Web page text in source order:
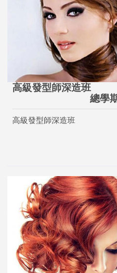
高級發型師深造班
總學
高級發型師深造班